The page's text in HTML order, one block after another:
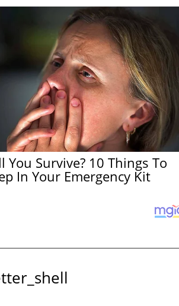
You Survive? 10 Things To
In Your Emergency Kit